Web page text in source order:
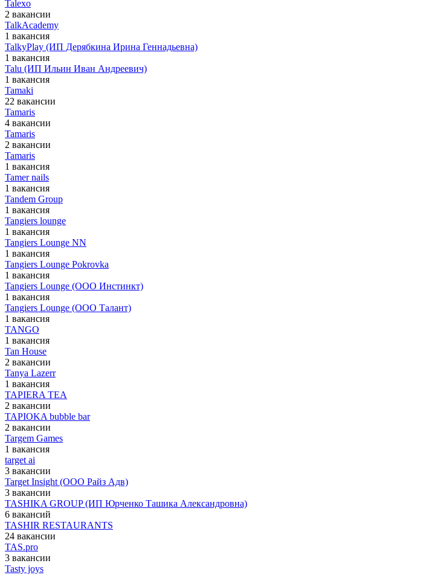
Talexo
2 вакансии
TalkAcademy
1 вакансия
TalkyPlay (ИП Дерябкина Ирина Геннадьевна)
1 вакансия
Talu (ИП Ильин Иван Андреевич)
1 вакансия
Tamaki
22 вакансии
Tamaris
4 вакансии
Tamaris
2 вакансии
Tamaris
1 вакансия
Tamer nails
1 вакансия
Tandem Group
1 вакансия
Tangiers lounge
1 вакансия
Tangiers Lounge NN
1 вакансия
Tangiers Lounge Pokrovka
1 вакансия
Tangiers Lounge (ООО Инстинкт)
1 вакансия
Tangiers Lounge (ООО Талант)
1 вакансия
TANGO
1 вакансия
Tan House
2 вакансии
Tanya Lazerr
1 вакансия
TAPIERA TEA
2 вакансии
TAPIOKA bubble bar
2 вакансии
Targem Games
1 вакансия
target ai
3 вакансии
Target Insight (ООО Райз Адв)
3 вакансии
TASHIKA GROUP (ИП Юрченко Ташика Александровна)
6 вакансий
TASHIR RESTAURANTS
24 вакансии
TAS.pro
3 вакансии
Tasty joys